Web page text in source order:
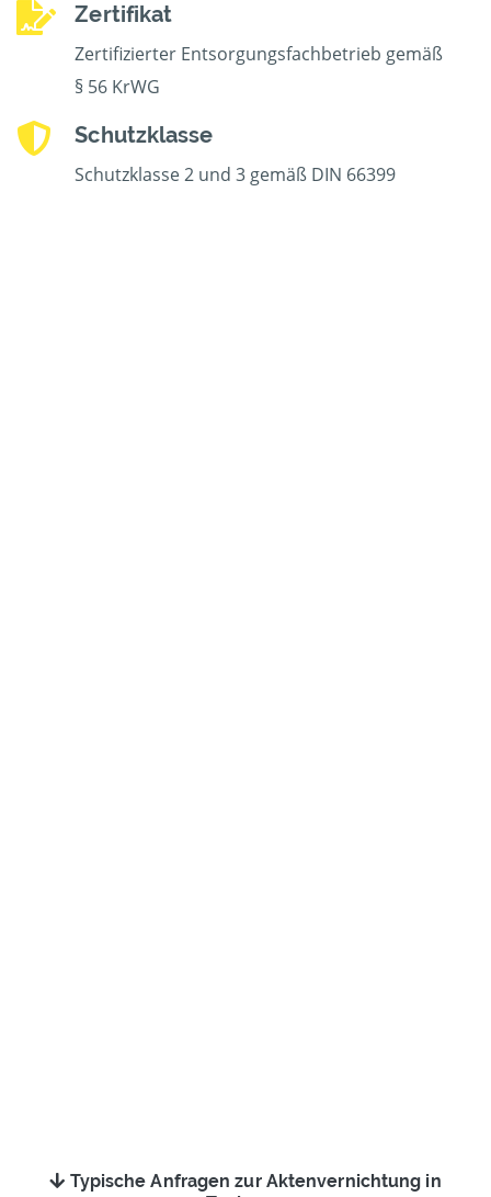
Zertifikat
Zertifizierter Entsorgungsfachbetrieb gemäß
§ 56 KrWG
Schutzklasse
Schutzklasse 2 und 3 gemäß DIN 66399
Typische Anfragen zur Aktenvernichtung in